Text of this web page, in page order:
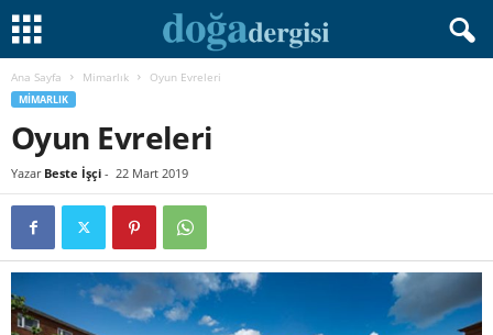
Ana Sayfa Mimarlık Oyun Evreleri
MIMARLIK
Oyun Evreleri
Yazar Beste İşçi - 22 Mart 2019